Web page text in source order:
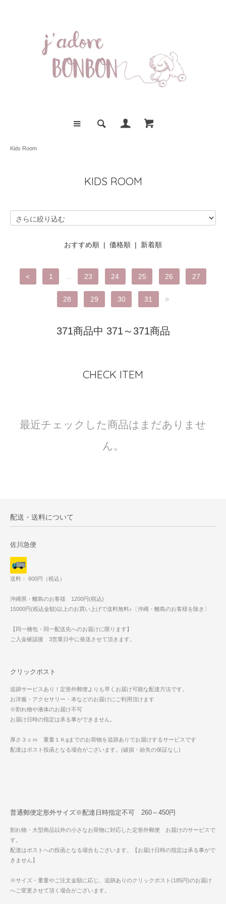
Kids Room
KIDS ROOM
おすすめ順 | 価格順 | 新着順
< 1 23 24 25 26 27
28 29 30 31 >
371商品中 371～371商品
CHECK ITEM
最近チェックした商品はまだありませ
ん。
配送・送料について
佐川急便
送料： 600円（税込）
沖縄県・離島のお客様 1200円(税込)
15000円(税込金額)以上のお買い上げで送料無料♪〔沖縄・離島のお客様を除き〕
【同一梱包・同一配送先へのお届けに限ります】
ご入金確認後 3営業日中に発送させて頂きます。
クリックポスト
追跡サービスあり！定形外郵便よりも早くお届け可能な配達方法です。
お洋服・アクセサリー・本などのお届けにご利用頂けます
※割れ物や液体のお届け不可
お届け日時の指定は承る事ができません。
厚さ３ｃｍ 重量１Ｋgまでのお荷物を追跡ありでお届けするサービスです
配達はポスト投函となる場合がございます。(破損・紛失の保証なし)
普通郵便定形外サイズ※配達日時指定不可 260～450円
割れ物・大型商品以外の小さなお荷物に対応した定形外郵便 お届けのサービスで
す。
配達はポストへの投函となる場合もございます。【お届け日時の指定は承る事がで
きません】
※サイズ・重量やご注文金額に応じ、追跡ありのクリックポスト(185円)のお届け
へご変更させて頂く場合がございます。